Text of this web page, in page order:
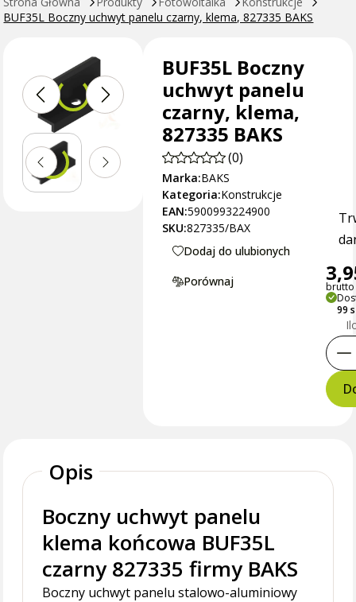
BUF35L Boczny uchwyt panelu czarny, klema, 827335 BAKS
BUF35L Boczny
uchwyt panelu
czarny, klema,
827335 BAKS
(0)
Marka:BAKS
Kategoria:Konstrukcje
EAN:5900993224900
SKU:827335/BAX
Dodaj do ulubionych
Porównaj
brutto
99
Opis
Boczny uchwyt panelu
klema końcowa BUF35L
czarny 827335 firmy BAKS
Boczny uchwyt panelu stalowo-aluminiowy